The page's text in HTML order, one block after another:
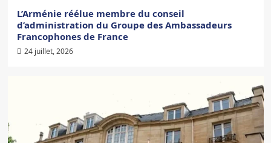
L’Arménie réélue membre du conseil
d’administration du Groupe des Ambassadeurs
Francophones de France
24 juillet, 2026